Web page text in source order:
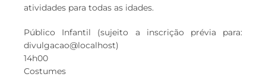
atividades para todas as idades.
Público Infantil (sujeito a inscrição prévia para:
divulgacao@localhost)
14h00
Costumes